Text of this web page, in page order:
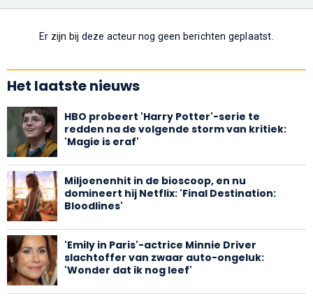
Er zijn bij deze acteur nog geen berichten geplaatst.
Het laatste nieuws
HBO probeert 'Harry Potter'-serie te
redden na de volgende storm van kritiek:
'Magie is eraf'
Miljoenenhit in de bioscoop, en nu
domineert hij Netflix: 'Final Destination:
Bloodlines'
'Emily in Paris'-actrice Minnie Driver
slachtoffer van zwaar auto-ongeluk:
'Wonder dat ik nog leef'